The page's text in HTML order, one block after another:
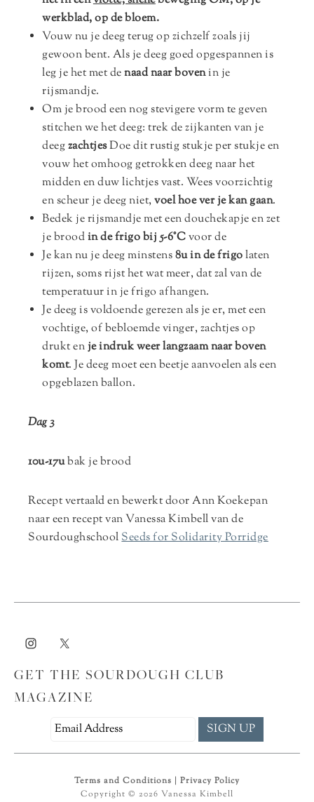
werkblad, op de bloem.
Vouw nu je deeg terug op zichzelf zoals jij
gewoon bent. Als je deeg goed opgespannen is
leg je het met denaad naar bovenin je
rijsmandje.
Om je brood een nog stevigere vorm te geven
stitchen we het deeg: trek de zijkanten van je
deegzachtjesDoe dit rustig stukje per stukje en
vouw het omhoog getrokken deeg naar het
midden en duw lichtjes vast. Wees voorzichtig
en scheur je deeg niet,voel hoe ver je kan gaan.
Bedek je rijsmandje met een douchekapje en zet
je broodin de frigo bij 5-6°Cvoor de
Je kan nu je deeg minstens8u in de frigolaten
rijzen, soms rijst het wat meer, dat zal van de
temperatuur in je frigo afhangen.
Je deeg is voldoende gerezen als je er, met een
vochtige, of bebloemde vinger, zachtjes op
drukt enje indruk weer langzaam naar boven
komt. Je deeg moet een beetje aanvoelen als een
opgeblazen ballon.
Dag 3
10u-17ubak je brood
Recept vertaald en bewerkt door Ann Koekepan
naar een recept van Vanessa Kimbell van de
SourdoughschoolSeeds for Solidarity Porridge
GET THE SOURDOUGH CLUB
MAGAZINE
Terms and Conditions | Privacy Policy
Copyright © 2026 Vanessa Kimbell